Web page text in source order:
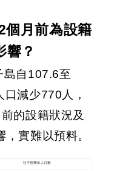
個月前為設籍
響？
島自107.6至
減少770人，
的設籍狀況及
實難以預料。